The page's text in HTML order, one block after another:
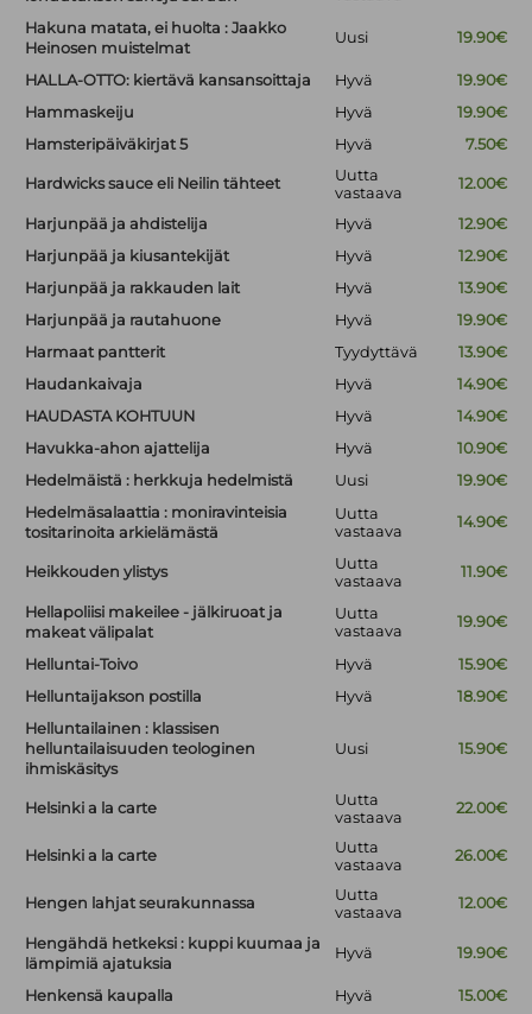
Hakuna matata, ei huolta : Jaakko
Heinosen muistelmat
Uusi 19.90€
HALLA-OTTO: kiertävä kansansoittaja Hyvä
19.90€
Hammaskeiju
Hyvä
19.90€
Hamsteripäiväkirjat 5
Hyvä 7.50€
Hardwicks sauce eli Neilin tähteet
Uutta
vastaava
12.00€
Harjunpää ja ahdistelija Hyvä
12.90€
Harjunpää ja kiusantekijät
Hyvä
12.90€
Harjunpää ja rakkauden lait
Hyvä
13.90€
Harjunpää ja rautahuone
Hyvä
19.90€
Harmaat pantterit
Tyydyttävä
13.90€
Haudankaivaja
Hyvä
14.90€
HAUDASTA KOHTUUN
Hyvä
14.90€
Havukka-ahon ajattelija
Hyvä
10.90€
Hedelmäistä : herkkuja hedelmistä
Uusi
19.90€
Hedelmäsalaattia : moniravinteisia
tositarinoita arkielämästä
Uutta
vastaava
14.90€
Heikkouden ylistys
Uutta
vastaava
11.90€
Hellapoliisi makeilee - jälkiruoat ja
makeat välipalat
Uutta
vastaava
19.90€
Helluntai-Toivo Hyvä
15.90€
Helluntaijakson postilla
Hyvä
18.90€
Helluntailainen : klassisen
helluntailaisuuden teologinen
ihmiskäsitys
Uusi 15.90€
Helsinki a la carte
Uutta
vastaava
22.00€
Helsinki a la carte
Uutta
vastaava
26.00€
Hengen lahjat seurakunnassa
Uutta
vastaava
12.00€
Hengähdä hetkeksi : kuppi kuumaa ja
lämpimiä ajatuksia
Hyvä 19.90€
Henkensä kaupalla Hyvä 15.00€